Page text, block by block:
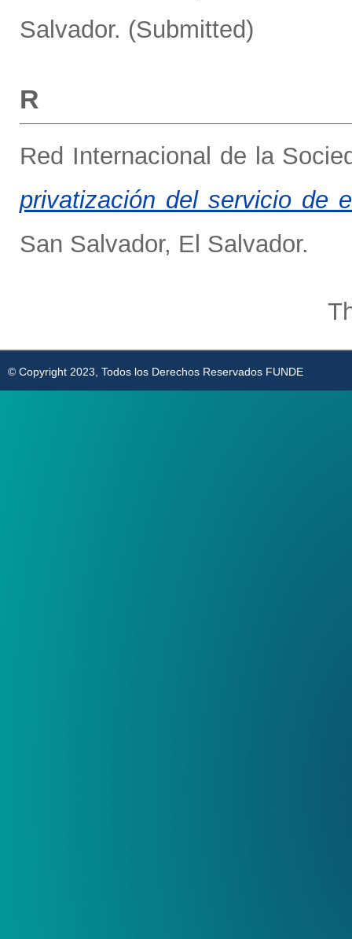
Salvador. (Submitted)
R
Red Internacional de la
privatización del servicio de
San Salvador, El Salvador.
© Copyright 2023, Todos los Derechos Reservados FUNDE